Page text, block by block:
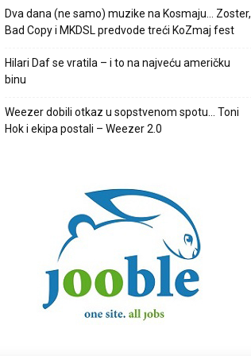
Dva dana (ne samo) muzike na Kosmaju… Zoster,
Bad Copy i MKDSL predvode treći KoZmaj fest
Hilari Daf se vratila – i to na najveću američku
binu
Weezer dobili otkaz u sopstvenom spotu… Toni
Hok i ekipa postali – Weezer 2.0